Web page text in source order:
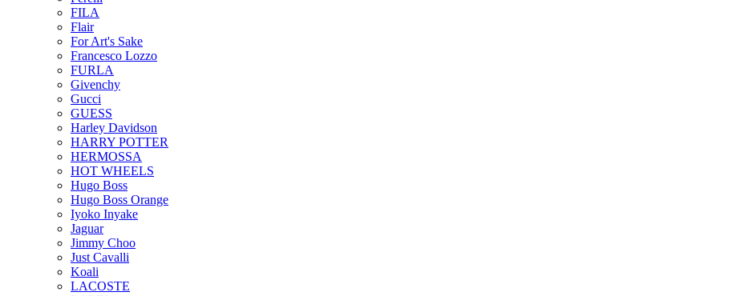
FILA
Flair
For Art's Sake
Francesco Lozzo
FURLA
Givenchy
Gucci
GUESS
Harley Davidson
HARRY POTTER
HERMOSSA
HOT WHEELS
Hugo Boss
Hugo Boss Orange
Iyoko Inyake
Jaguar
Jimmy Choo
Just Cavalli
Koali
LACOSTE